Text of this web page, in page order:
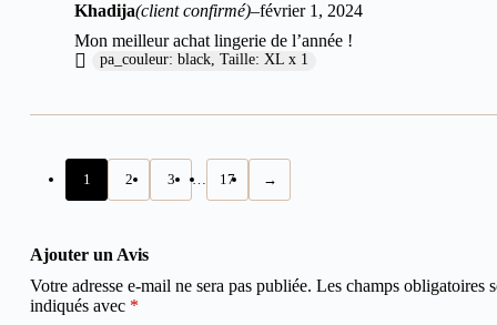
Khadija(client confirmé)–février 1, 2024
Mon meilleur achat lingerie de l’année !
pa_couleur: black, Taille: XL x 1
1 2 3 … 17 →
Ajouter un Avis
Votre adresse e-mail ne sera pas publiée. Les champs obligatoires
indiqués avec *